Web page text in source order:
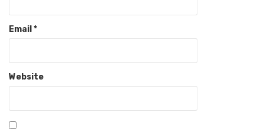
Email *
Website